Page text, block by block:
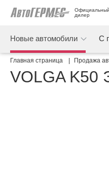
Официальный
дилер
Новые автомобили С
Главная страница Продажа
VOLGA K50